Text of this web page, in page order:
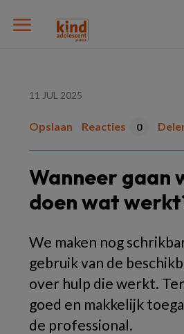
11 JUL 2025
Opslaan Reacties 0
Wanneer gaan
doen wat
We maken nog
gebruik van de
over hulp die werkt.
goed en makkelijk
de professional.